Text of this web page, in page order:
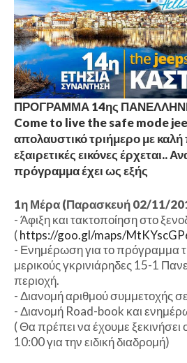
ΠΡΟΓΡΑΜΜΑ 14ης
Come to live the safe mode
απολαυστικό τριήμερο με καλή
εξαιρετικές εικόνες έρχεται..
πρόγραμμα έχει ως εξής
1η Μέρα (Παρασκευή 02/11/
- Άφιξη και τακτοποίηση στο
(https://goo.gl/maps/
- Ενημέρωση για το πρόγραμμα
μερικούς γκρινιάρηδες 15-1
περιοχή.
- Διανομή αριθμού συμμετοχής
- Διανομή Road-book και
( Θα πρέπει να έχουμε
10:00 για την ειδική διαδρομή)